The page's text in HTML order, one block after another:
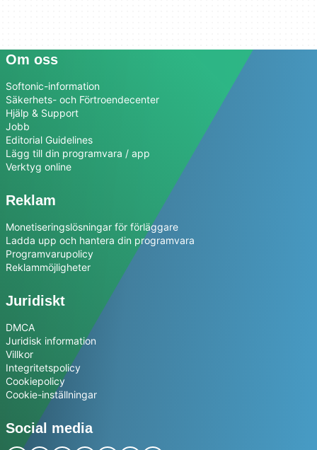
Om oss
Softonic-information
Säkerhets- och Förtroendecenter
Hjälp & Support
Jobb
Editorial Guidelines
Lägg till din programvara / app
Verktyg online
Reklam
Monetiseringslösningar för förläggare
Ladda upp och hantera din programvara
Programvarupolicy
Reklammöjligheter
Juridiskt
DMCA
Juridisk information
Villkor
Integritetspolicy
Cookiepolicy
Cookie-inställningar
Social media